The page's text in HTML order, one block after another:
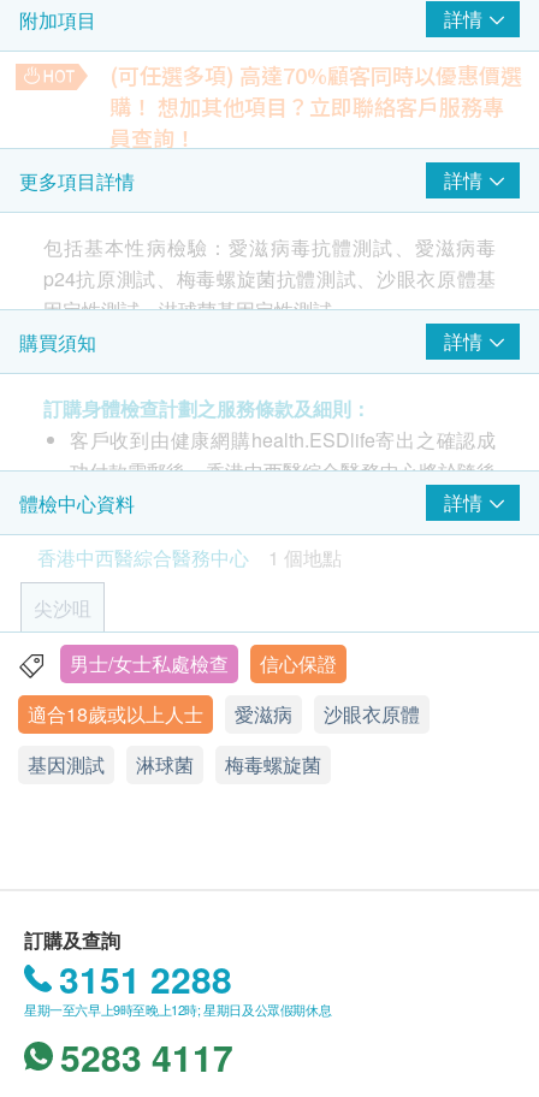
愛滋病毒抗體測試
愛滋病毒p24抗原測試
基本項目
傳染性疾病
沙眼衣原體基因定性測試
淋球菌基因定性測試
梅毒螺旋菌抗體測試
報告
醫生講解報告
附加項目 詳情
(可任選多項) 高達70%顧客同時以優惠價選
購！ 想加其他項目？立即聯絡客戶服務專
員查詢！
梅毒血清試驗
HK$ 250.0
胸肺X光
*此項目或需另約日期到中心進行檢查
HK$480.0
抗穆勒氏賀爾蒙檢查
AMH（抗苗勒激素）是一種由卵巢內的小卵泡所產生的激素，
是卵巢功能的重要指標，用來預測卵巢中卵泡的庫存量。
HK$1,200.0
更多項目詳情 詳情
包括基本性病檢驗：愛滋病毒抗體測試、愛滋病毒
p24抗原測試、梅毒螺旋菌抗體測試、沙眼衣原體基
因定性測試、淋球菌基因定性測試。
大部分性病均沒有明顯病徵，而且潛伏期各異， 因此
不少患者未能意識到已受感染，延遲就醫，並使病毒
繼續傳播。 只要在沒有使用安全套的情況下發生性行
為，便有機會感染性病。而有性生活之人士，更應定
期接受檢查，以確保自已和伴侶的健康。
本計劃包括幾種常見性病檢驗：愛滋病毒抗體測試、
愛滋病毒p24抗原測試、梅毒螺旋菌抗體測試、沙眼
衣原體基因定性測試、淋球菌基因定性測試。
購買須知 詳情
訂購身體檢查計劃之服務條款及細則：
客戶收到由健康網購health.ESDlife寄出之確認成
功付款電郵後，香港中西醫綜合醫務中心將於隨後
1-2個工作天辦公時間內，致電客戶預約身體檢查
的時間及地點。客戶亦可致電查詢或在訂單確認後
1個工作天致電該中心預約。
客戶必須於預約當天出示身份證及列印訂購確認信
以確認身份。
驗身過程由醫護人員主理。
健康檢查計劃不適用於星期日及公眾假期 。
健康檢查計劃有效期為6個月，客戶必須於6個月內
(由確認付款日期起計)接受有關檢查，逾期作廢。
訂購一經確認，不設更改已訂購的計劃，轉讓給第
免責聲明：
所有健康檢查/服務並非作為醫務診斷或治療用
諮詢有認可資格的醫生，作出診斷及治療。
體檢中心資料
詳情
香港中西醫綜合醫務中心
1 個地點
尖沙咀
香港九龍尖沙咀堪富利士道8號格蘭中心7樓701-2室 (港鐵
A2 出口)
星期一至五(星期三除外): 9:30a.m. – 12:00p.m.
星期三: 11:00a.m. – 7:30p.m.
星期六: 9:30a.m. – 2:00p.m.
星期日及公眾假期: 休息
男士/女士私處檢查
信心保證
適合18歲或以上人士
愛滋病
沙眼衣原體
基因測試
淋球菌 梅毒螺旋菌
訂購及查詢
3151 2288
星期一至六早上9時至晚上12時; 星期日及公眾假期休息
5283 4117